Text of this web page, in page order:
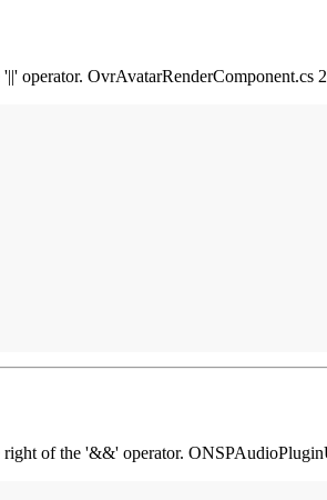
operator. OvrAvatarRenderComponent.cs
of the '&&' operator.